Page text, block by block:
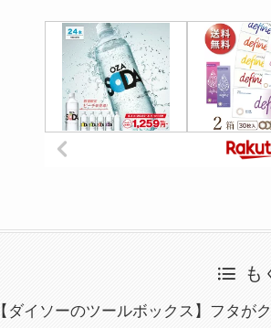
も
【ダイソーのツールボックス】フタが